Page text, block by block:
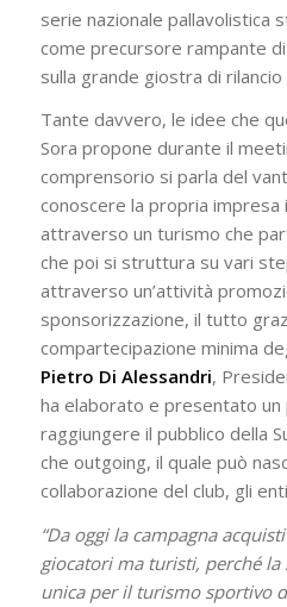
serie nazionale pallavolistica
come precursore rampante
sulla grande giostra di rilancio
Tante davvero, le idee che
Sora propone durante il
comprensorio si parla del
conoscere la propria impresa
attraverso un turismo che
che poi si struttura su vari
attraverso un’attività
sponsorizzazione, il tutto
compartecipazione minima
Pietro Di Alessandri,
ha elaborato e presentato
raggiungere il pubblico della
che outgoing, il quale può
collaborazione del club, gli
“Da oggi la campagna
giocatori ma turisti, perché la
unica per il turismo sportivo